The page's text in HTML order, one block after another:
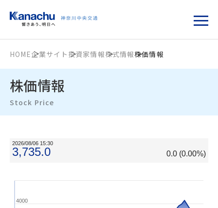
HOME企業サイト 投資家情報株式情報株価情報
株価情報
Stock Price